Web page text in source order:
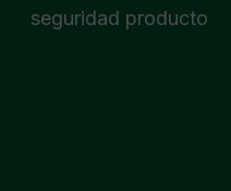
seguridad producto